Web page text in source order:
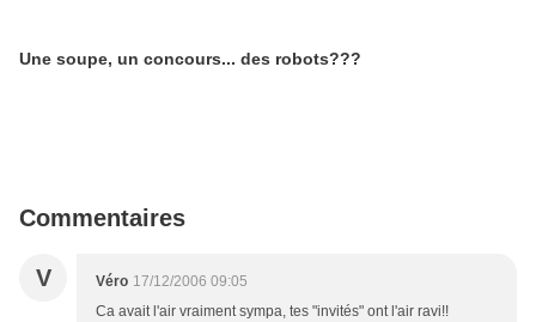
Une soupe, un concours... des robots???
Commentaires
V Véro 17/12/2006 09:05
Ca avait l'air vraiment sympa, tes "invités" ont l'air ravi!!